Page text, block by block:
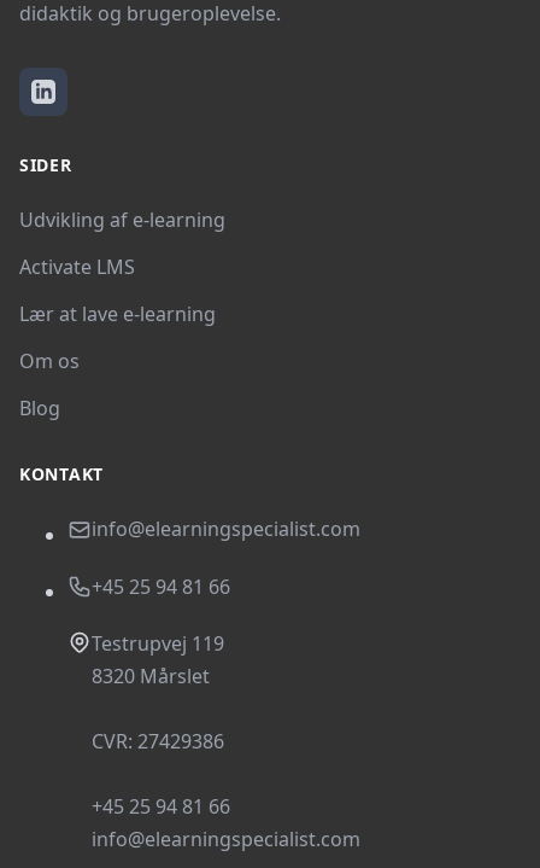
didaktik og brugeroplevelse.
SIDER
Udvikling af e-learning
Activate LMS
Lær at lave e-learning
Om os
Blog
KONTAKT
info@elearningspecialist.com
+45 25 94 81 66
Testrupvej 119
8320 Mårslet
CVR: 27429386
+45 25 94 81 66
info@elearningspecialist.com